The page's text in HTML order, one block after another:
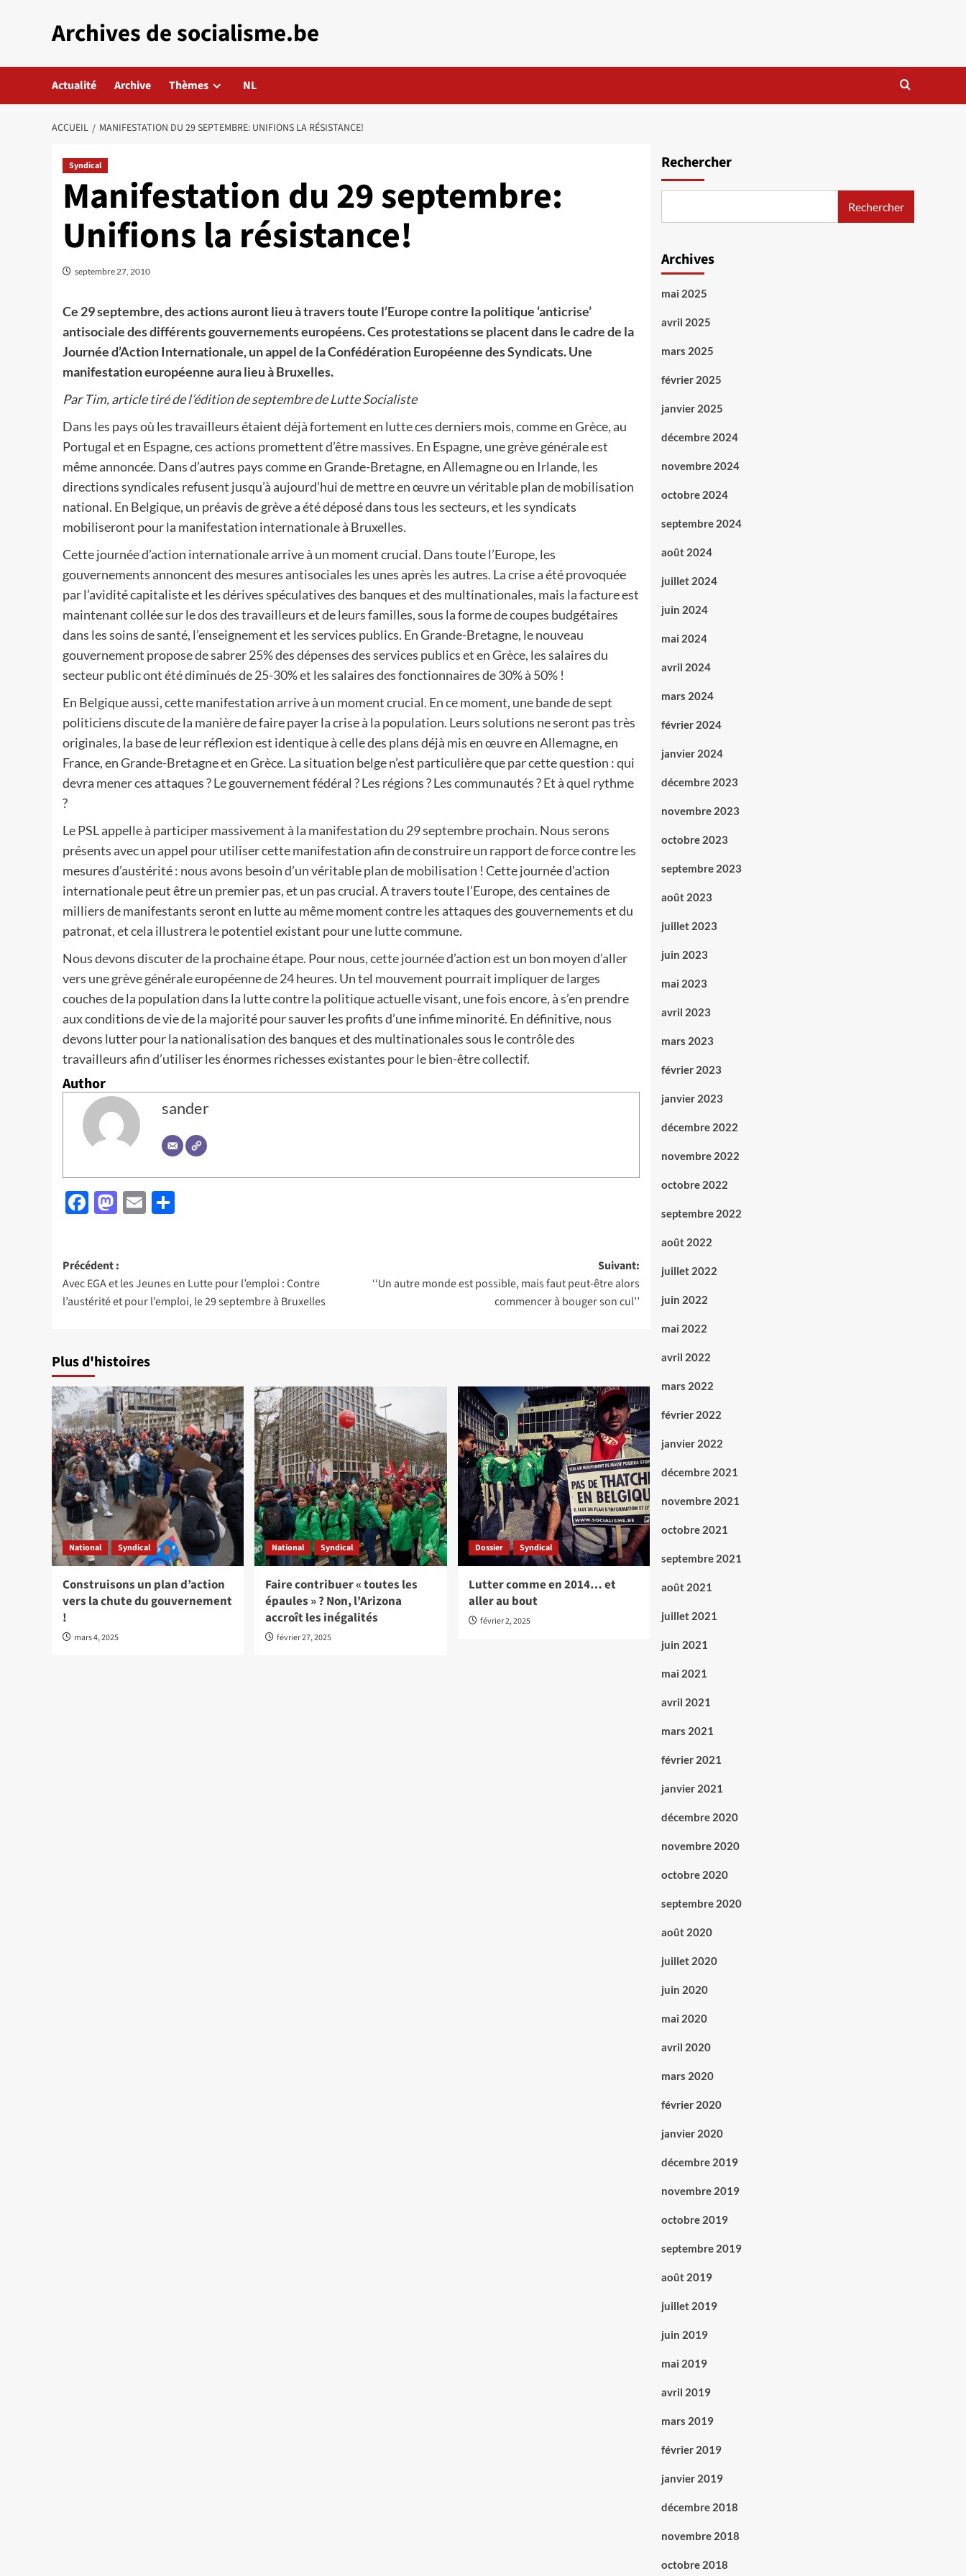
Archives de socialisme.be
Actualité Archive Thèmes NL
ACCUEIL MANIFESTATION DU 29 SEPTEMBRE: UNIFIONS LA RÉSISTANCE!
Syndical
Manifestation du 29 septembre:
Unifions la résistance!
septembre 27, 2010
Ce 29 septembre, des actions auront lieu à travers toute l’Europe contre la politique ‘anticrise’
antisociale des différents gouvernements européens. Ces protestations se placent dans le cadre de la
Journée d’Action Internationale, un appel de la Confédération Européenne des Syndicats. Une
manifestation européenne aura lieu à Bruxelles.
Par Tim, article tiré de l’édition de septembre de Lutte Socialiste
Dans les pays où les travailleurs étaient déjà fortement en lutte ces derniers mois, comme en Grèce, au
Portugal et en Espagne, ces actions promettent d’être massives. En Espagne, une grève générale est
même annoncée. Dans d’autres pays comme en Grande-Bretagne, en Allemagne ou en Irlande, les
directions syndicales refusent jusqu’à aujourd’hui de mettre en œuvre un véritable plan de mobilisation
national. En Belgique, un préavis de grève a été déposé dans tous les secteurs, et les syndicats
mobiliseront pour la manifestation internationale à Bruxelles.
Cette journée d’action internationale arrive à un moment crucial. Dans toute l’Europe, les
gouvernements annoncent des mesures antisociales les unes après les autres. La crise a été provoquée
par l’avidité capitaliste et les dérives spéculatives des banques et des multinationales, mais la facture est
maintenant collée sur le dos des travailleurs et de leurs familles, sous la forme de coupes budgétaires
dans les soins de santé, l’enseignement et les services publics. En Grande-Bretagne, le nouveau
gouvernement propose de sabrer 25% des dépenses des services publics et en Grèce, les salaires du
secteur public ont été diminués de 25-30% et les salaires des fonctionnaires de 30% à 50% !
En Belgique aussi, cette manifestation arrive à un moment crucial. En ce moment, une bande de sept
politiciens discute de la manière de faire payer la crise à la population. Leurs solutions ne seront pas très
originales, la base de leur réflexion est identique à celle des plans déjà mis en œuvre en Allemagne, en
France, en Grande-Bretagne et en Grèce. La situation belge n’est particulière que par cette question : qui
devra mener ces attaques ? Le gouvernement fédéral ? Les régions ? Les communautés ? Et à quel rythme
?
Le PSL appelle à participer massivement à la manifestation du 29 septembre prochain. Nous serons
présents avec un appel pour utiliser cette manifestation afin de construire un rapport de force contre les
mesures d’austérité : nous avons besoin d’un véritable plan de mobilisation ! Cette journée d’action
internationale peut être un premier pas, et un pas crucial. A travers toute l’Europe, des centaines de
milliers de manifestants seront en lutte au même moment contre les attaques des gouvernements et du
patronat, et cela illustrera le potentiel existant pour une lutte commune.
Nous devons discuter de la prochaine étape. Pour nous, cette journée d’action est un bon moyen d’aller
vers une grève générale européenne de 24 heures. Un tel mouvement pourrait impliquer de larges
couches de la population dans la lutte contre la politique actuelle visant, une fois encore, à s’en prendre
aux conditions de vie de la majorité pour sauver les profits d’une infime minorité. En définitive, nous
devons lutter pour la nationalisation des banques et des multinationales sous le contrôle des
travailleurs afin d’utiliser les énormes richesses existantes pour le bien-être collectif.
Author
sander
Facebook
Mastodon
Email
Navigation
d’article
Précédent :
Avec EGA et les Jeunes en Lutte pour l’emploi : Contre
l’austérité et pour l’emploi, le 29 septembre à Bruxelles
Suivant:
‘‘Un autre monde est possible, mais faut peut-être alors
commencer à bouger son cul’’
Plus d'histoires
National Syndical
Construisons un plan d’action
vers la chute du gouvernement
!
mars 4, 2025
National Syndical
Faire contribuer « toutes les
épaules » ? Non, l’Arizona
accroît les inégalités
février 27, 2025
Dossier Syndical
Lutter comme en 2014… et
aller au bout
février 2, 2025
Rechercher
Rechercher
Archives
mai 2025
avril 2025
mars 2025
février 2025
janvier 2025
décembre 2024
novembre 2024
octobre 2024
septembre 2024
août 2024
juillet 2024
juin 2024
mai 2024
avril 2024
mars 2024
février 2024
janvier 2024
décembre 2023
novembre 2023
octobre 2023
septembre 2023
août 2023
juillet 2023
juin 2023
mai 2023
avril 2023
mars 2023
février 2023
janvier 2023
décembre 2022
novembre 2022
octobre 2022
septembre 2022
août 2022
juillet 2022
juin 2022
mai 2022
avril 2022
mars 2022
février 2022
janvier 2022
décembre 2021
novembre 2021
octobre 2021
septembre 2021
août 2021
juillet 2021
juin 2021
mai 2021
avril 2021
mars 2021
février 2021
janvier 2021
décembre 2020
novembre 2020
octobre 2020
septembre 2020
août 2020
juillet 2020
juin 2020
mai 2020
avril 2020
mars 2020
février 2020
janvier 2020
décembre 2019
novembre 2019
octobre 2019
septembre 2019
août 2019
juillet 2019
juin 2019
mai 2019
avril 2019
mars 2019
février 2019
janvier 2019
décembre 2018
novembre 2018
octobre 2018